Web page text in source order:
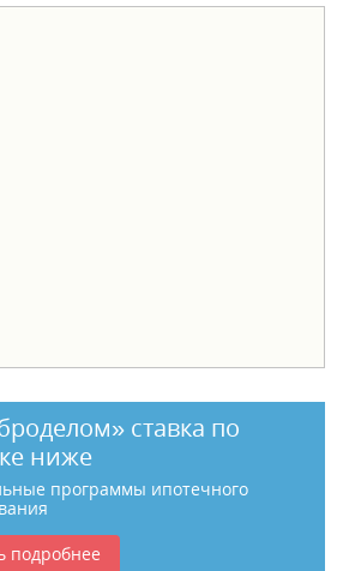
ставка по
ниже
программы ипотечного
подробнее